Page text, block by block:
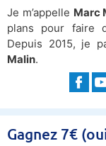
Je m’appelle Marc
plans pour faire
Depuis 2015, je
Malin.
Gagnez 7€